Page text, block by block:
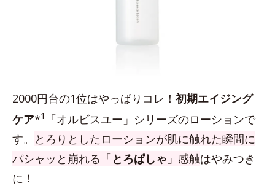
2000円台の1位はやっぱりコレ！ 初期エイジング
ケア*1
「オルビスユー」シリーズのローションで
す。
とろりとしたローションが肌に触れた瞬間に
パシャッと崩れる「とろぱしゃ 」感触はやみつき
に！